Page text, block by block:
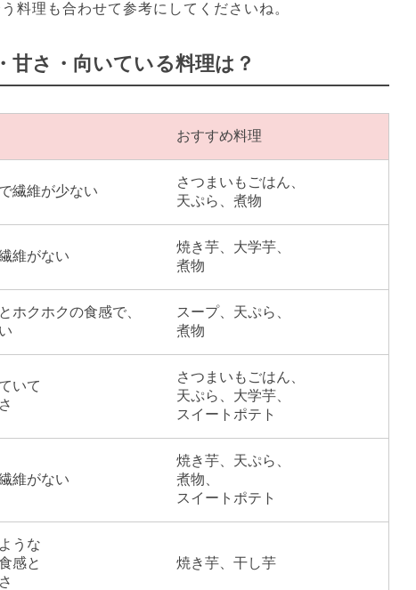
料理も合わせて参考にしてくださいね。
甘さ・向いている料理は？
おすすめ料理
繊維が少ない
さつまいもごはん、
天ぷら、煮物
維がない
焼き芋、大学芋、
煮物
ホクホクの食感で、
スープ、天ぷら、
煮物
いて
さつまいもごはん、
天ぷら、大学芋、
スイートポテト
維がない
焼き芋、天ぷら、
煮物、
スイートポテト
うな
感と
焼き芋、干し芋